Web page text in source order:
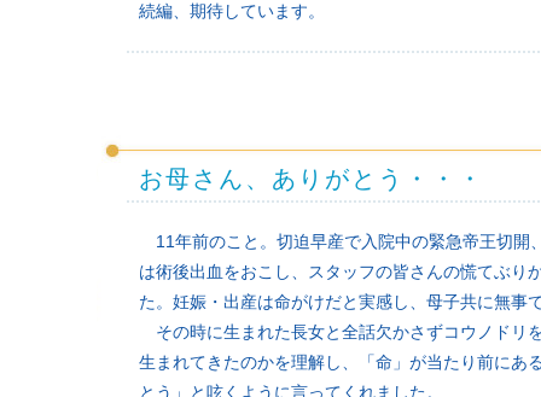
続編、期待しています。
お母さん、ありがとう・・・
11年前のこと。切迫早産で入院中の緊急帝王切開
は術後出血をおこし、スタッフの皆さんの慌てぶり
た。妊娠・出産は命がけだと実感し、母子共に無事
その時に生まれた長女と全話欠かさずコウノドリ
生まれてきたのかを理解し、「命」が当たり前にあ
とう」と呟くように言ってくれました。